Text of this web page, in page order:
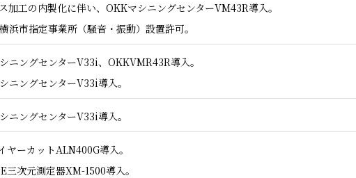
加工の内製化に伴い、OKKマシニングセンターVM43R導入。
横浜市指定事業所（騒音・振動）設置許可。
ニングセンターV33i、OKKVMR43R導入。
ニングセンターV33i導入。
ニングセンターV33i導入。
ヤーカットALN400G導入。
三次元測定器XM-1500導入。